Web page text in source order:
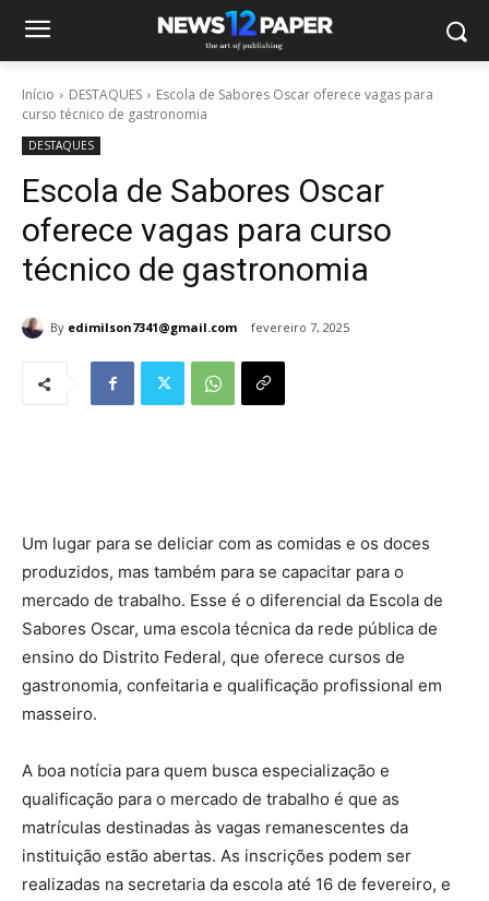
Início DESTAQUES
Escola de Sabores Oscar oferece vagas para
curso técnico de gastronomia
DESTAQUES
Escola de Sabores Oscar
oferece vagas para curso
técnico de gastronomia
By edimilson7341@gmail.com fevereiro 7, 2025
Um lugar para se deliciar com as comidas e os doces
produzidos, mas também para se capacitar para o
mercado de trabalho. Esse é o diferencial da Escola de
Sabores Oscar, uma escola técnica da rede pública de
ensino do Distrito Federal, que oferece cursos de
gastronomia, confeitaria e qualificação profissional em
masseiro.
A boa notícia para quem busca especialização e
qualificação para o mercado de trabalho é que as
matrículas destinadas às vagas remanescentes da
instituição estão abertas. As inscrições podem ser
realizadas na secretaria da escola até 16 de fevereiro, e